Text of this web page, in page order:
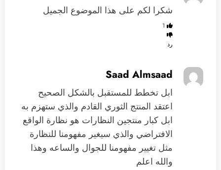
شكرا لكم على هذا الموضوع الجميل
1
رد
Saad Almsaad
ابل تخطط للمستقبل بالشكل الصحيح
اعتقد المنتج الثوري القادم والذي ستهزم به
ابل كبار منتجين النظارات هو نظارة الواقع
الافتراضي والذي سيغير مفهومنا للنظارة
مثل تغيير مفهومنا للجوال والساعه وهذا
والله اعلم